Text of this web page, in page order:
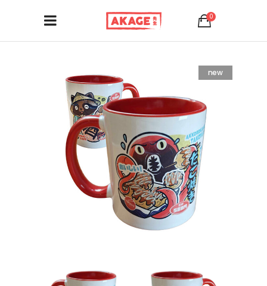
0
new